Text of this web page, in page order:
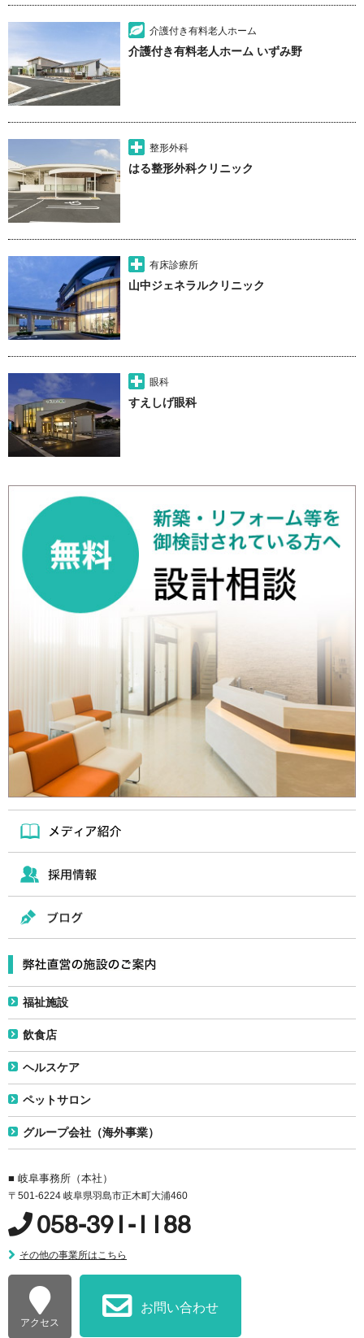
介護付き有料老人ホーム
介護付き有料老人ホーム いずみ野
整形外科
はる整形外科クリニック
有床診療所
山中ジェネラルクリニック
眼科
すえしげ眼科
福祉施設
飲食店
ヘルスケア
ペットサロン
グループ会社（海外事業）
■ 岐阜事務所（本社）
〒501-6224 岐阜県羽島市正木町大浦460
058-391-1188
その他の事業所はこちら
アクセス
お問い合わせ